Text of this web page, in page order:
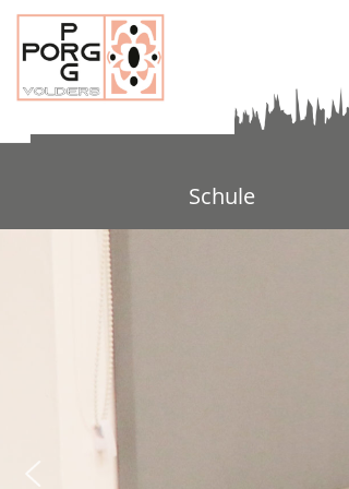
Schule